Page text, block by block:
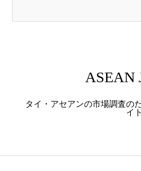
ASEAN
タイ・アセアンの市場調査の
イト